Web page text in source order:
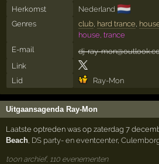
Herkomst
Nederland 🇳🇱
Genres club, hard trance,
house, trance
E-mail
dj-ray-
Link
Lid
Ray-Mon
Uitgaansagenda Ray-Mon
Laatste optreden was op zaterdag 7
Beach, DS party- en eventcenter,
toon archief, 110 evenementen